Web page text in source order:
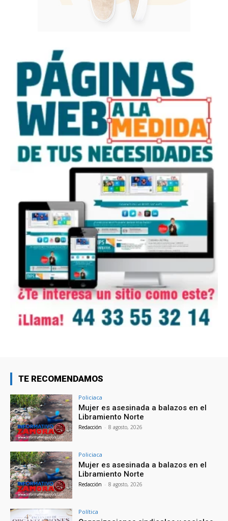
TE RECOMENDAMOS
Policiaca
Mujer es asesinada a balazos en el
Libramiento Norte
Redacción - 8 agosto, 2026
Policiaca
Mujer es asesinada a balazos en el
Libramiento Norte
Redacción - 8 agosto, 2026
Política